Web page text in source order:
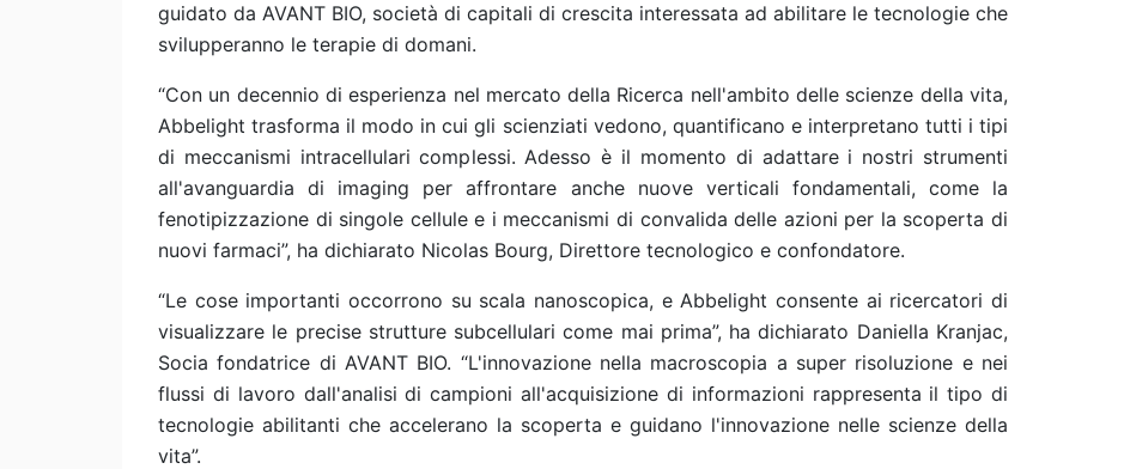
guidato da AVANT BIO, società di capitali di crescita interessata ad abilitare le tecnologie che
svilupperanno le terapie di domani.
“Con un decennio di esperienza nel mercato della Ricerca nell'ambito delle scienze della vita,
Abbelight trasforma il modo in cui gli scienziati vedono, quantificano e interpretano tutti i tipi
di meccanismi intracellulari complessi. Adesso è il momento di adattare i nostri strumenti
all'avanguardia di imaging per affrontare anche nuove verticali fondamentali, come la
fenotipizzazione di singole cellule e i meccanismi di convalida delle azioni per la scoperta di
nuovi farmaci”, ha dichiarato Nicolas Bourg, Direttore tecnologico e confondatore.
“Le cose importanti occorrono su scala nanoscopica, e Abbelight consente ai ricercatori di
visualizzare le precise strutture subcellulari come mai prima”, ha dichiarato Daniella Kranjac,
Socia fondatrice di AVANT BIO. “L'innovazione nella macroscopia a super risoluzione e nei
flussi di lavoro dall'analisi di campioni all'acquisizione di informazioni rappresenta il tipo di
tecnologie abilitanti che accelerano la scoperta e guidano l'innovazione nelle scienze della
vita”.